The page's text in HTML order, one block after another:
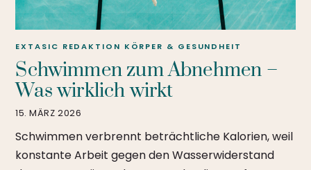
15. MÄRZ 2026
Schwimmen zum Abnehmen –
Was wirklich wirkt
EXTASIC REDAKTION KÖRPER & GESUNDHEIT
Schwimmen verbrennt beträchtliche Kalorien, weil
konstante Arbeit gegen den Wasserwiderstand